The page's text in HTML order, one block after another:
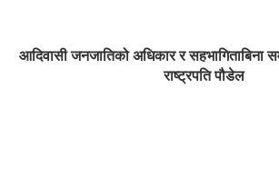
आदिवासी जनजातिको अधिकार र सहभागिताबिना
राष्ट्रपति पौडेल